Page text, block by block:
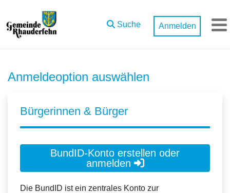
Zum Hauptinhalt springen
Suche Anmelden
Anmeldeoption auswählen
Bürgerinnen & Bürger
BundID-Konto erstellen oder
anmelden
Die BundID ist ein zentrales Konto zur